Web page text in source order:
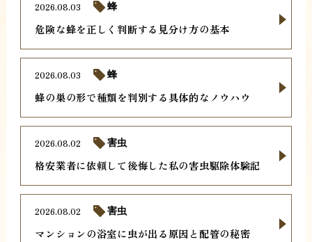
危険な蜂を正しく判断する見分け方の基本
2026.08.03 蜂
蜂の巣の形で種類を判別する具体的なノウハウ
2026.08.03 蜂
格安業者に依頼して後悔した私の害虫駆除体験記
2026.08.02 害虫
マンションの浴室に虫が出る原因と配管の秘密
2026.08.02 害虫